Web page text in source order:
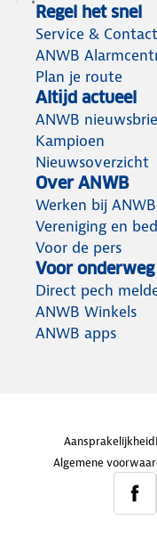
Regel het snel
Service & Contact
ANWB
Plan je route
Altijd actueel
ANWB
Kampioen
Nieuwsoverzicht
Over ANWB
Werken bij ANWB
Vereniging en
Voor de pers
Voor onderweg
Direct pech
ANWB Winkels
ANWB apps
Aansprakelijkheid
Algemene